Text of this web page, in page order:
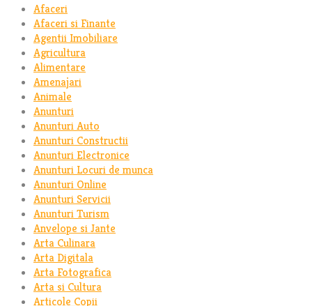
Afaceri
Afaceri si Finante
Agentii Imobiliare
Agricultura
Alimentare
Amenajari
Animale
Anunturi
Anunturi Auto
Anunturi Constructii
Anunturi Electronice
Anunturi Locuri de munca
Anunturi Online
Anunturi Servicii
Anunturi Turism
Anvelope si Jante
Arta Culinara
Arta Digitala
Arta Fotografica
Arta si Cultura
Articole Copii